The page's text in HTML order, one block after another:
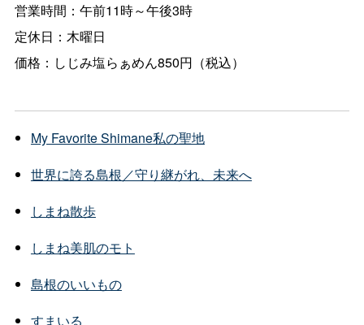
営業時間：午前11時～午後3時
定休日：木曜日
価格：しじみ塩らぁめん850円（税込）
My Favorite Shimane私の聖地
世界に誇る島根／守り継がれ、未来へ
しまね散歩
しまね美肌のモト
島根のいいもの
すまいる